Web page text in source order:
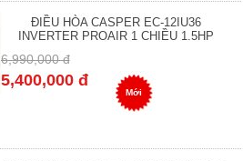
ĐIỀU HÒA CASPER EC-12IU36
INVERTER PROAIR 1 CHIỀU 1.5HP
6,990,000 đ
5,400,000 đ
Mới